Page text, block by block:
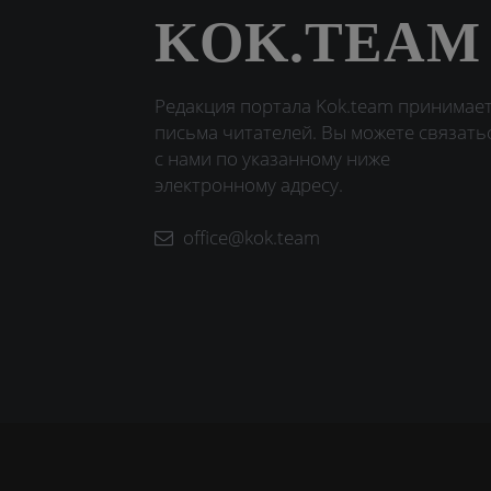
KOK.TEAM
Редакция портала Kok.team принимает
письма читателей. Вы можете
с нами по указанному ниже
электронному адресу.
office@kok.team